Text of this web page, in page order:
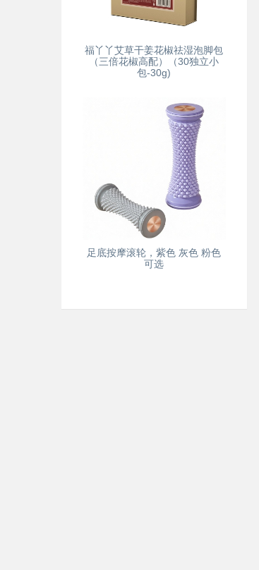
福丫丫艾草干姜花椒祛湿泡脚包
（三倍花椒高配）（30独立小
包-30g)
足底按摩滚轮，紫色 灰色 粉色
可选